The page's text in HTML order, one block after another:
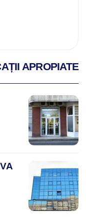
APROPIATE